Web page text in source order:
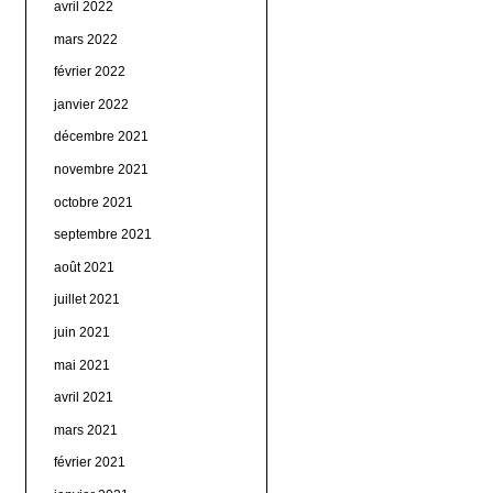
avril 2022
mars 2022
février 2022
janvier 2022
décembre 2021
novembre 2021
octobre 2021
septembre 2021
août 2021
juillet 2021
juin 2021
mai 2021
avril 2021
mars 2021
février 2021